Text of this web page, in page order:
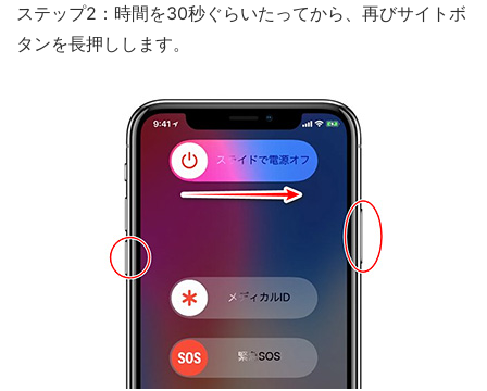
ステップ2：時間を30秒ぐらいたってから、再びサイトボ
タンを長押しします。